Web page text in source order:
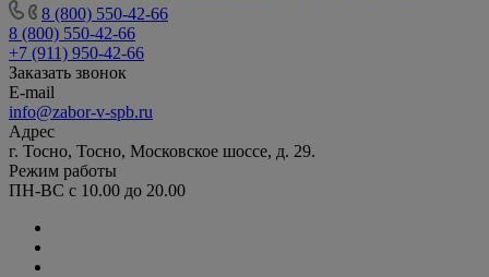
8 (800) 550-42-66
8 (800) 550-42-66
+7 (911) 950-42-66
Заказать звонок
E-mail
info@zabor-v-spb.ru
Адрес
г. Тосно, Тосно, Московское шоссе, д. 29.
Режим работы
ПН-ВС с 10.00 до 20.00